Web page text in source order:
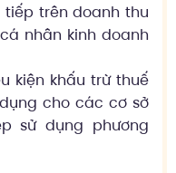
trên doanh thu
nhân kinh doanh
kiện khấu trừ thuế
cho các cơ sở
sử dụng phương